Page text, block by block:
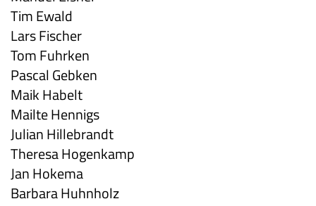
Tim Ewald
Lars Fischer
Tom Fuhrken
Pascal Gebken
Maik Habelt
Mailte Hennigs
Julian Hillebrandt
Theresa Hogenkamp
Jan Hokema
Barbara Huhnholz